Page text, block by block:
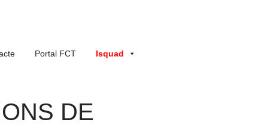
Portal FCT Isquad
DE